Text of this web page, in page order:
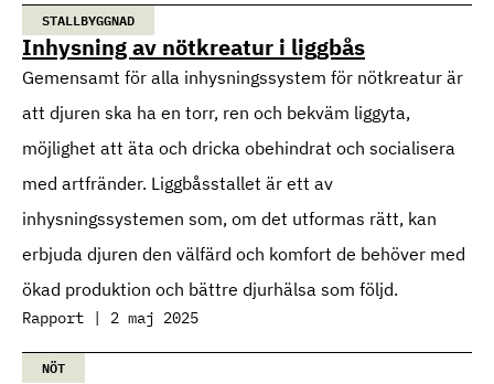
STALLBYGGNAD
Inhysning av nötkreatur i liggbås
Gemensamt för alla inhysningssystem för nötkreatur är
att djuren ska ha en torr, ren och bekväm liggyta,
möjlighet att äta och dricka obehindrat och socialisera
med artfränder. Liggbåsstallet är ett av
inhysningssystemen som, om det utformas rätt, kan
erbjuda djuren den välfärd och komfort de behöver med
ökad produktion och bättre djurhälsa som följd.
Rapport | 2 maj 2025
NÖT